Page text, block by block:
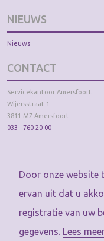
Door onze website
ervan uit dat u
registratie van uw
gegevens. Lees
NIEUWS
Nieuws
CONTACT
Servicekantoor Amersfoort
Wijersstraat 1
3811 MZ Amersfoort
033 - 760 20 00